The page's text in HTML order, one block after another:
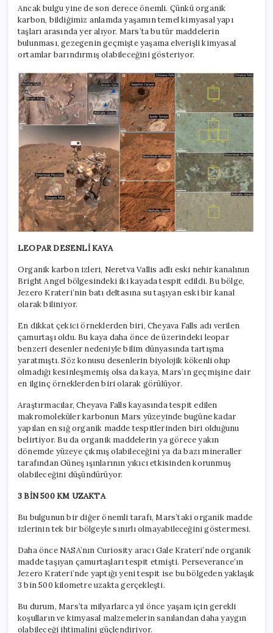
Ancak bulgu yine de son derece önemli. Çünkü organik
karbon, bildiğimiz anlamda yaşamın temel kimyasal yapı
taşları arasında yer alıyor. Mars’ta bu tür maddelerin
bulunması, gezegenin geçmişte yaşama elverişli kimyasal
ortamlar barındırmış olabileceğini gösteriyor.
LEOPAR DESENLİ KAYA
Organik karbon izleri, Neretva Vallis adlı eski nehir kanalının
Bright Angel bölgesindeki iki kayada tespit edildi. Bu bölge,
Jezero Krateri’nin batı deltasına su taşıyan eski bir kanal
olarak biliniyor.
En dikkat çekici örneklerden biri, Cheyava Falls adı verilen
çamurtaşı oldu. Bu kaya daha önce de üzerindeki leopar
benzeri desenler nedeniyle bilim dünyasında tartışma
yaratmıştı. Söz konusu desenlerin biyolojik kökenli olup
olmadığı kesinleşmemiş olsa da kaya, Mars’ın geçmişine dair
en ilginç örneklerden biri olarak görülüyor.
Araştırmacılar, Cheyava Falls kayasında tespit edilen
makromoleküler karbonun Mars yüzeyinde bugüne kadar
yapılan en sığ organik madde tespitlerinden biri olduğunu
belirtiyor. Bu da organik maddelerin ya görece yakın
dönemde yüzeye çıkmış olabileceğini ya da bazı mineraller
tarafından Güneş ışınlarının yıkıcı etkisinden korunmuş
olabileceğini düşündürüyor.
3 BİN 500 KM UZAKTA
Bu bulgunun bir diğer önemli tarafı, Mars’taki organik madde
izlerinin tek bir bölgeyle sınırlı olmayabileceğini göstermesi.
Daha önce NASA’nın Curiosity aracı Gale Krateri’nde organik
madde taşıyan çamurtaşları tespit etmişti. Perseverance’ın
Jezero Krateri’nde yaptığı yeni tespit ise bu bölgeden yaklaşık
3 bin 500 kilometre uzakta gerçekleşti.
Bu durum, Mars’ta milyarlarca yıl önce yaşam için gerekli
koşulların ve kimyasal malzemelerin sanılandan daha yaygın
olabileceği ihtimalini güçlendiriyor.